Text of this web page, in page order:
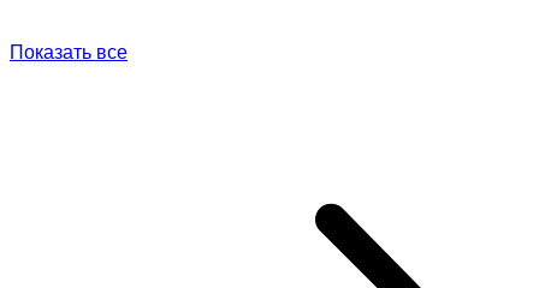
Показать все